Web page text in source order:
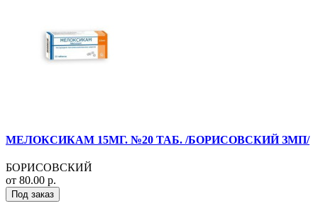
МЕЛОКСИКАМ 15МГ. №20 ТАБ. /БОРИСОВСКИЙ ЗМП/
БОРИСОВСКИЙ
от 80.00 р.
Под заказ